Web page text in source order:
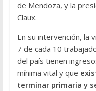
de Mendoza, y la
Claux.
En su intervención, la
7 de cada 10
del país tienen
mínima vital y que
terminar primaria y